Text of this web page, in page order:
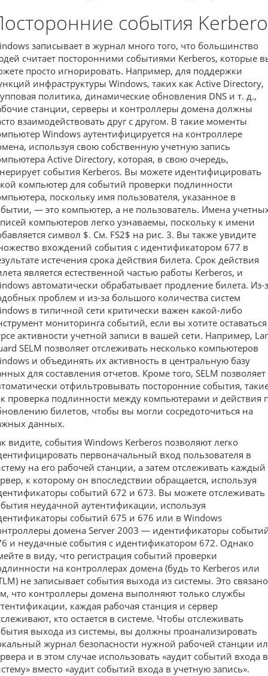
события
записывает в журнал много того, что большинство
считает посторонними событиями Kerberos, которые
просто игнорировать. Например, для поддержки
инфраструктуры Windows, таких как Active Directory,
политика, динамические обновления DNS и т. д.,
станции, серверы и контроллеры домена должны
взаимодействовать друг с другом. В такие моменты
Windows аутентифицируется на контроллере
используя свою собственную учетную запись
Active Directory, которая, в свою очередь,
события Kerberos. Вы можете идентифицировать
компьютер для событий проверки подлинности
поскольку имя пользователя, указанное в
— это компьютер, а не пользователь. Имена
компьютеров легко узнаваемы, поскольку к имени
символ $. См. FS2$ на рис. 3. Вы также увидите
вхождений события с идентификатором 677 в
истечения срока действия билета. Срок действия
является естественной частью работы Kerberos, и
автоматически обрабатывает продление билета. Из-
проблем и из-за большого количества систем
в типичной сети критически важен какой-либо
мониторинга событий, если вы хотите
активности учетной записи в вашей сети. Например,
SELM позволяет отслеживать несколько компьютеров
и объединять их активность в центральную базу
для составления отчетов. Кроме того, SELM позволяет
отфильтровывать посторонние события,
проверка подлинности между компьютерами и действия
билетов, чтобы вы могли сосредоточиться на
данных.
видите, события Windows Kerberos позволяют легко
первоначальный вход пользователя в
на его рабочей станции, а затем отслеживать каждый
к которому он впоследствии обращается, используя
событий 672 и 673. Вы можете отслеживать
неудачной аутентификации, используя
событий 675 и 676 или в Windows
домена Server 2003 — идентификаторы
и неудачные события с идентификатором 672. Однако
в виду, что регистрация событий проверки
на контроллерах домена (будь то Kerberos или
не записывает события выхода из системы. Это
что контроллеры домена выполняют только службы
каждая рабочая станция и сервер
кто остается в системе. Чтобы отслеживать
выхода из системы, вы должны проанализировать
журнал безопасности нужной рабочей станции
и в этом случае использовать «аудит событий входа в
вместо «аудит событий входа в учетную запись».